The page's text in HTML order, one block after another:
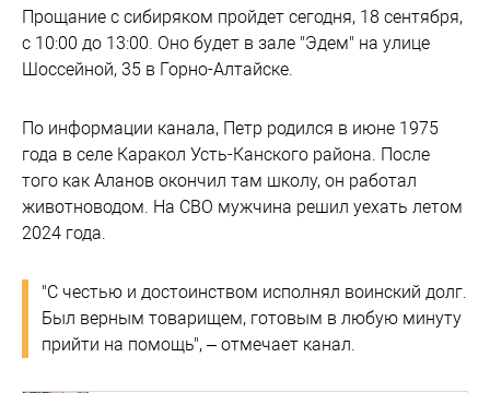
Прощание с сибиряком пройдет сегодня, 18 сентября,
с 10:00 до 13:00. Оно будет в зале "Эдем" на улице
Шоссейной, 35 в Горно-Алтайске.
По информации канала, Петр родился в июне 1975
года в селе Каракол Усть-Канского района. После
того как Аланов окончил там школу, он работал
животноводом. На СВО мужчина решил уехать летом
2024 года.
"С честью и достоинством исполнял воинский долг.
Был верным товарищем, готовым в любую минуту
прийти на помощь", – отмечает канал.